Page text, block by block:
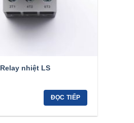
Relay nhiệt LS
ĐỌC TIẾP